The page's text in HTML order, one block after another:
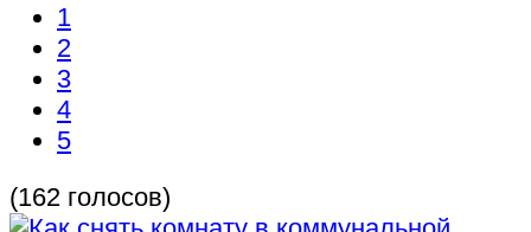
1
2
3
4
5
(162 голосов)